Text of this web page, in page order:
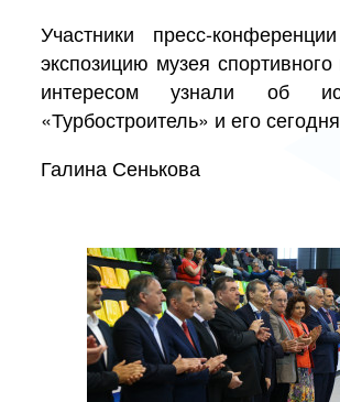
Участники пресс-
экспозицию музея
интересом узнали об
«Турбостроитель» и его
Галина Сенькова